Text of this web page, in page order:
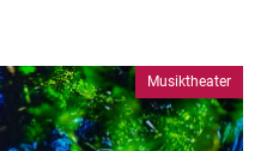
Musiktheater